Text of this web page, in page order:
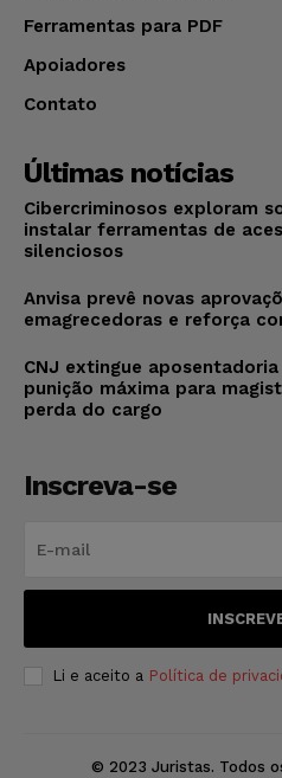
Ferramentas para PDF
Apoiadores
Contato
Últimas notícias
Cibercriminosos exploram
instalar ferramentas de
silenciosos
Anvisa prevê novas
emagrecedoras e reforça
CNJ extingue
punição máxima para
perda do cargo
Inscreva-se
Li e aceito a Política de
© 2023 Juristas. Todos